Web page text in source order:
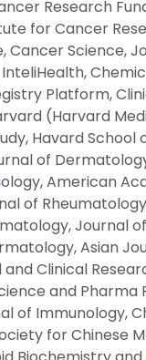
Research
for Cancer
Cancer Science,
InteliHealth,
Platform,
(Harvard
Havard School
of
American
of
Journal
Asian
Clinical
and Pharma
of Immunology,
for Chinese